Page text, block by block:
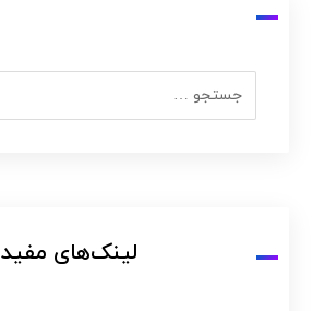
لینک‌های مفید